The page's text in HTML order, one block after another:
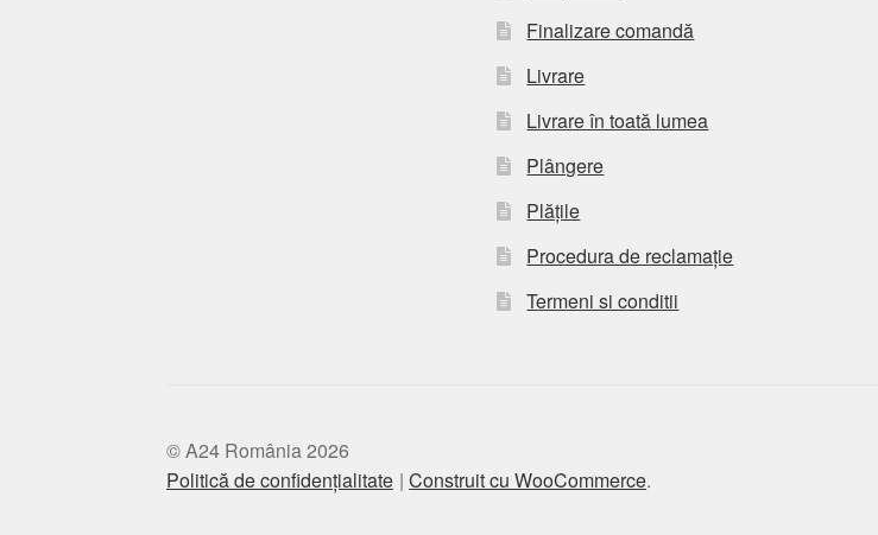
Finalizare comandă
Livrare
Livrare în toată lumea
Plângere
Plățile
Procedura de reclamație
Termeni si conditii
© A24 România 2026
Politică de confidențialitate Construit cu WooCommerce.